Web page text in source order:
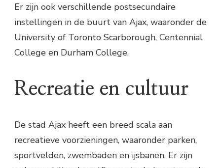
Er zijn ook verschillende postsecundaire
instellingen in de buurt van Ajax, waaronder de
University of Toronto Scarborough, Centennial
College en Durham College.
Recreatie en cultuur
De stad Ajax heeft een breed scala aan
recreatieve voorzieningen, waaronder parken,
sportvelden, zwembaden en ijsbanen. Er zijn